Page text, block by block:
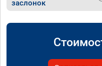
заслонок